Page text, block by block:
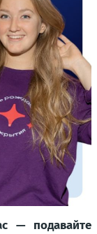
— подавайте